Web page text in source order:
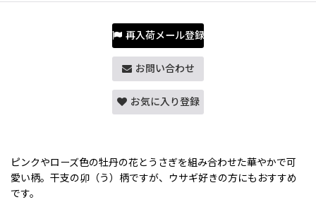
再入荷メール登録
お問い合わせ
お気に入り登録
ピンクやローズ色の牡丹の花とうさぎを組み合わせた華やかで可
愛い柄。干支の卯（う）柄ですが、ウサギ好きの方にもおすすめ
です。